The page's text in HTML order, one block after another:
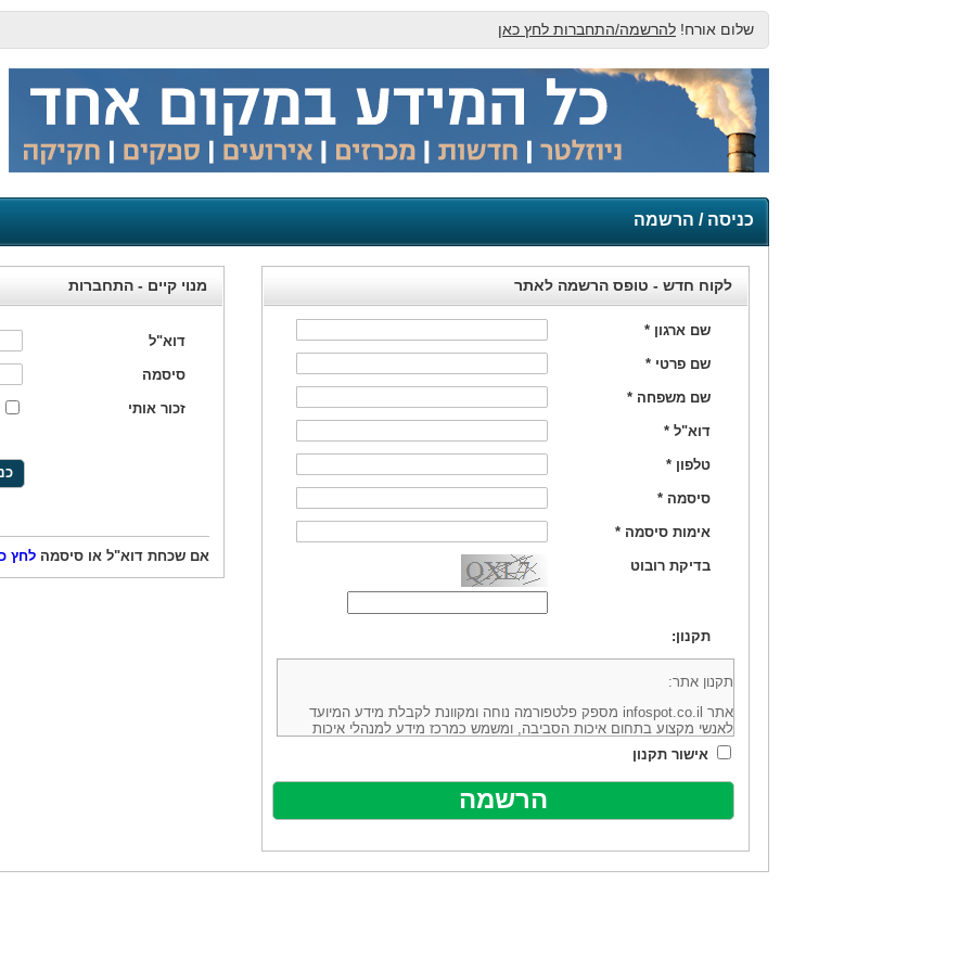
שלום אורח! להרשמה/התחברות לחץ כאן
כניסה / הרשמה
מנוי קיים - התחברות
דוא"ל
סיסמה
זכור אותי
אם שכחת דוא"ל או סיסמה לחץ
לקוח חדש - טופס הרשמה לאתר
שם ארגון *
שם פרטי *
שם משפחה *
דוא"ל *
טלפון *
סיסמה *
אימות סיסמה *
בדיקת רובוט
תקנון:
תקנון אתר:
אתר infospot.co.il מספק פלטפורמה נוחה ומקוונת לקבלת מידע המיועד
לאנשי מקצוע בתחום איכות הסביבה, ומשמש כמרכז מידע למנהלי איכות
סביבה (להלן: "המידע"). האתר בבעלותה ובניהולה של חברת יזמות וידע
מיקוד 6113102 ובדוא"ל: office@infospot.co.il (להלן: "האתר").
האתר אינו מספק את השירותים המפורסמים באתר ע"י ספקים שונים, איננו
מוכר את השירות המוצע באתר ע"י ספקים שונים, איננו מעורב במתן השירות
אלקטרונית של פרסום עבור נותני שירותים אלו. במילים אחרות, האחריות על
ביצוע העסקה בין הגולשים לבין המפרסמים נותני השירות ואיכותה מוטלת על
אישור תקנון